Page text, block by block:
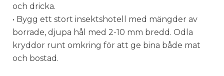
och dricka.
• Bygg ett stort insektshotell med mängder av
borrade, djupa hål med 2-10 mm bredd. Odla
kryddor runt omkring för att ge bina både mat
och bostad.